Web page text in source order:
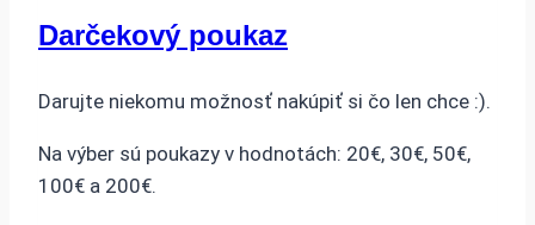
Darčekový poukaz
Darujte niekomu možnosť nakúpiť si čo len chce :).
Na výber sú poukazy v hodnotách: 20€, 30€, 50€,
100€ a 200€.